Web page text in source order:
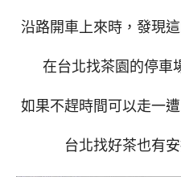
沿路開車上來時，發現
在台北找茶園的停車
如果不趕時間可以走一
台北找好茶也有